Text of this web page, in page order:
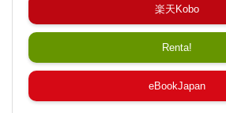
楽天Kobo
Renta!
eBookJapan